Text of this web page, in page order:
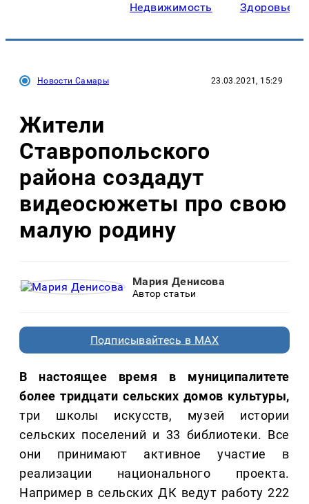
Недвижимость Здоровье
Новости Самары 23.03.2021, 15:29
Жители
Ставропольского
района создадут
видеосюжеты про свою
малую родину
Мария Денисова
Автор статьи
Подписывайтесь в MAX
В настоящее время в муниципалитете
более тридцати сельских домов культуры,
три школы искусств, музей истории
сельских поселений и 33 библиотеки. Все
они принимают активное участие в
реализации национального проекта.
Например в сельских ДК ведут работу 222